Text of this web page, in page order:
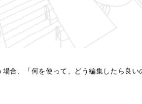
合、「何を使って、どう編集したら良